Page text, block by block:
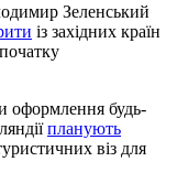
Зеленський
із західних країн
оформлення будь-
планують
віз для